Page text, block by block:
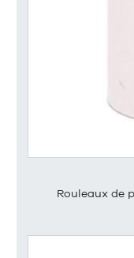
Rouleaux de